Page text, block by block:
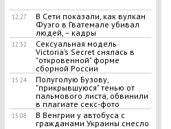
12:27
В Сети показали, как вулкан
Фуэго в Гватемале убивал
людей, – кадры
12:32
Сексуальная модель
Victoria’s Secret снялась в
"откровенной" форме
сборной России
15:24
Полуголую Бузову,
"прикрывшуюся" тенью от
пальмового листа, обвинили
в плагиате секс-фото
15:08
В Венгрии у автобуса с
гражданами Украины снесло